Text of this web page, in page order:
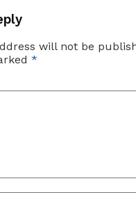
will not be
*